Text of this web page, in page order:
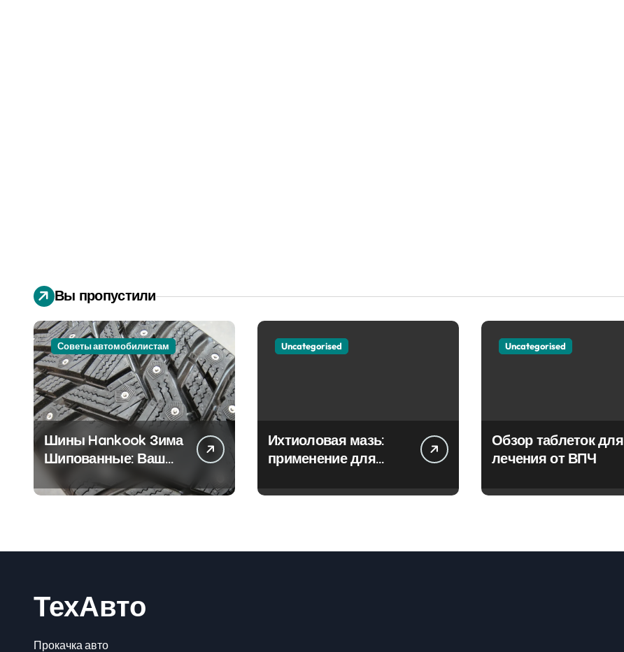
Вы пропустили
Советы автомобилистам
Шины Hankook Зима
Шипованные: Ваш
Надежный Партнёр
на Снежных Дорогах
Uncategorised
Ихтиоловая мазь:
применение для
Uncategorised
Обзор таблеток для
лечения от ВПЧ
ТехАвто
Прокачка авто